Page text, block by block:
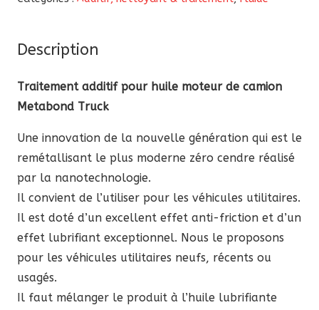
huile
de
camion
Metabond
Truck
Description
Traitement additif pour huile moteur de camion
Metabond Truck
Une innovation de la nouvelle génération qui est le
remétallisant le plus moderne zéro cendre réalisé
par la nanotechnologie.
Il convient de l’utiliser pour les véhicules utilitaires.
Il est doté d’un excellent effet anti-friction et d’un
effet lubrifiant exceptionnel. Nous le proposons
pour les véhicules utilitaires neufs, récents ou
usagés.
Il faut mélanger le produit à l’huile lubrifiante